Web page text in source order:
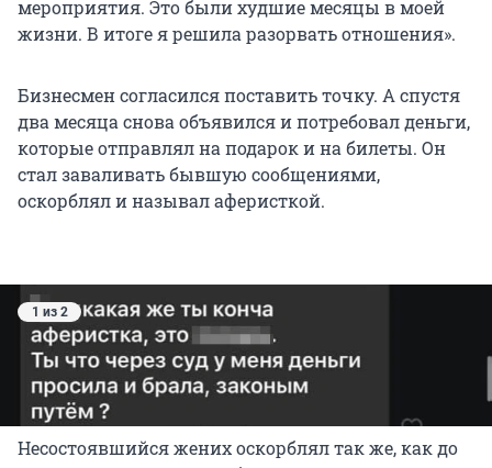
мероприятия. Это были худшие месяцы в моей
жизни. В итоге я решила разорвать отношения».
Бизнесмен согласился поставить точку. А спустя
два месяца снова объявился и потребовал деньги,
которые отправлял на подарок и на билеты. Он
стал заваливать бывшую сообщениями,
оскорблял и называл аферисткой.
1 из 2
Несостоявшийся жених оскорблял так же, как до